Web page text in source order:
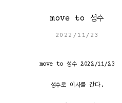
move to 성수
2022/11/23
move to 성수 2022/11/23
성수로 이사를 간다.